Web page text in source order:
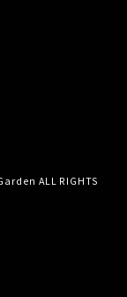
ALL RIGHTS